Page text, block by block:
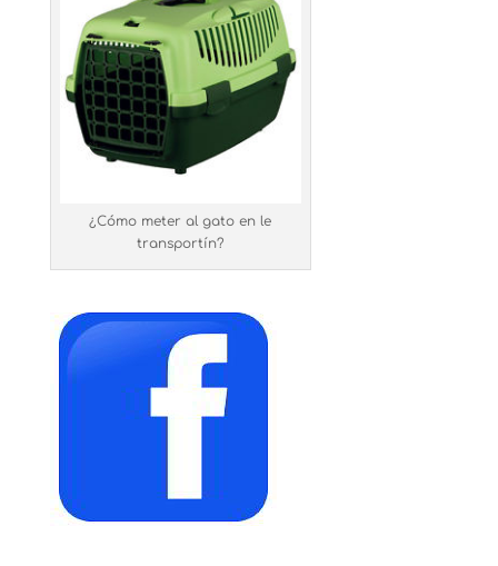
¿Cómo meter al gato en le
transportín?